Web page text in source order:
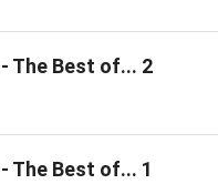
The Best of... 2
The Best of... 1